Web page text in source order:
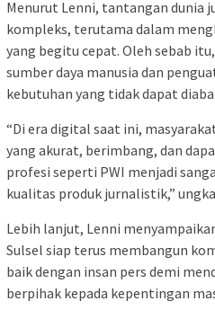
Menurut Lenni, tantangan dunia
kompleks, terutama dalam
yang begitu cepat. Oleh sebab
sumber daya manusia dan
kebutuhan yang tidak dapat
“Di era digital saat ini,
yang akurat, berimbang, dan
profesi seperti PWI menjadi
kualitas produk jurnalistik,”
Lebih lanjut, Lenni
Sulsel siap terus membangun
baik dengan insan pers demi
berpihak kepada kepentingan